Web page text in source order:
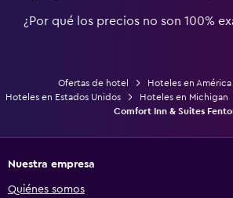
¿Por qué los precios no son 100%
Ofertas de hotel
Hoteles en
Hoteles en Estados Unidos
Hoteles en Michigan
Comfort Inn & Suites
Nuestra empresa
Quiénes somos